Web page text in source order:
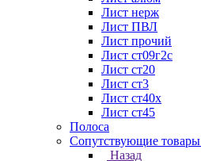
Лист нерж
Лист ПВЛ
Лист прочий
Лист ст09г2с
Лист ст20
Лист ст3
Лист ст40х
Лист ст45
Полоса
Сопутствующие товары
Назад